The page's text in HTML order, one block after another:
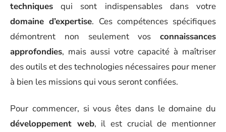
techniques qui sont indispensables dans votre
domaine d’expertise. Ces compétences spécifiques
démontrent non seulement vos connaissances
approfondies, mais aussi votre capacité à maîtriser
des outils et des technologies nécessaires pour mener
à bien les missions qui vous seront confiées.
Pour commencer, si vous êtes dans le domaine du
développement web, il est crucial de mentionner